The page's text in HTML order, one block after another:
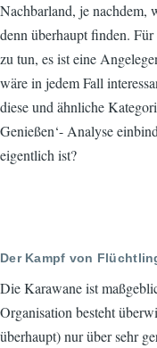
Nachbarland, je nachdem,
denn überhaupt finden.
zu tun, es ist eine
wäre in jedem Fall
diese und ähnliche
Genießen‘- Analyse
eigentlich ist?
Der Kampf von
Die Karawane ist
Organisation besteht
überhaupt) nur über sehr